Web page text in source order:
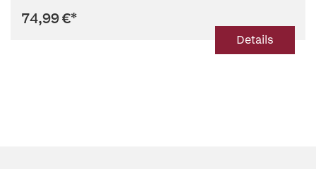
74,99 €*
Details